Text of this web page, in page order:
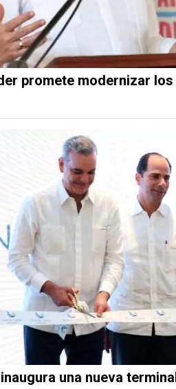
promete modernizar
una nueva